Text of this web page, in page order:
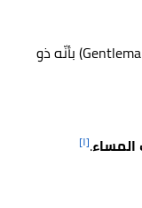
يمتاز عطر جنتل مان جيفنشي (Gentleman Givenchy) بأنّه ذو
.[١]